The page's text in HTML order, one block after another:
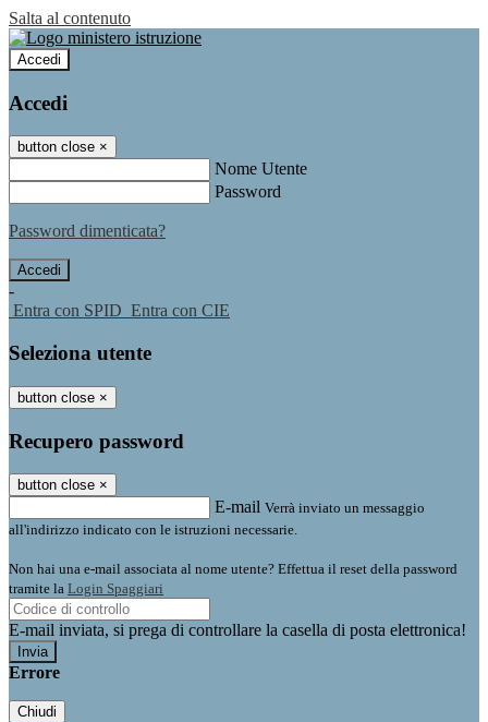
Salta al contenuto
Accedi
Accedi
button close ×
Nome Utente
Password
Password dimenticata?
-
Entra con SPID Entra con CIE
Seleziona utente
button close ×
Recupero password
button close ×
E-mail Verrà inviato un messaggio
all'indirizzo indicato con le istruzioni necessarie.
Non hai una e-mail associata al nome utente? Effettua il reset della password
tramite la Login Spaggiari
E-mail inviata, si prega di controllare la casella di posta elettronica!
Errore
Chiudi